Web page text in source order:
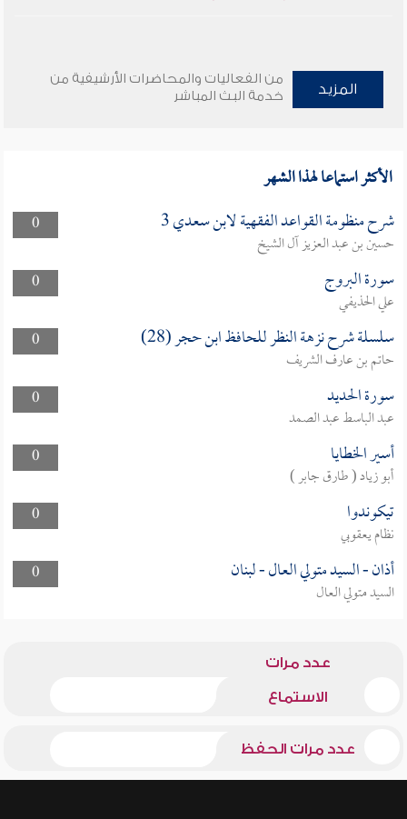
المزيد
من الفعاليات والمحاضرات الأرشيفية من
خدمة البث المباشر
الأكثر استماعا لهذا الشهر
0 شرح منظومة القواعد الفقهية لابن سعدي 3
حسين بن عبد العزيز آل الشيخ
0
سورة البروج
علي الحذيفي
0
سلسلة شرح نزهة النظر للحافظ ابن حجر (28)
حاتم بن عارف الشريف
0
سورة الحديد
عبد الباسط عبد الصمد
0
أسير الخطايا
أبو زياد ( طارق جابر )
0
تيكوندوا
نظام يعقوبي
0
أذان - السيد متولي العال - لبنان
السيد متولي العال
عدد مرات
الاستماع
عدد مرات الحفظ